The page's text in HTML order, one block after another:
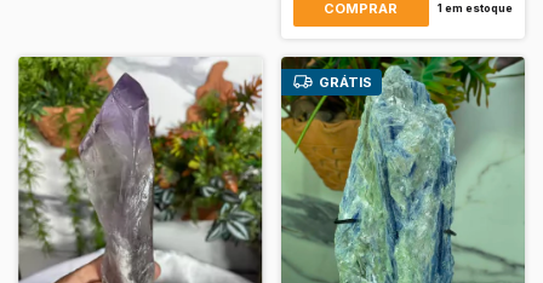
1 em estoque
GRÁTIS